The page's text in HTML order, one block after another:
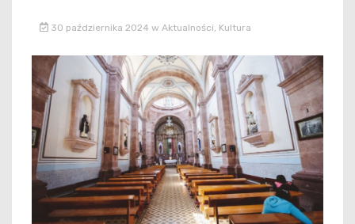
30 października 2024 w Aktualności Kultura